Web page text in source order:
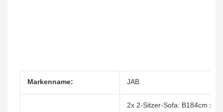
Markenname: JAB
2x 2-Sitzer-Sofa: B184cm x